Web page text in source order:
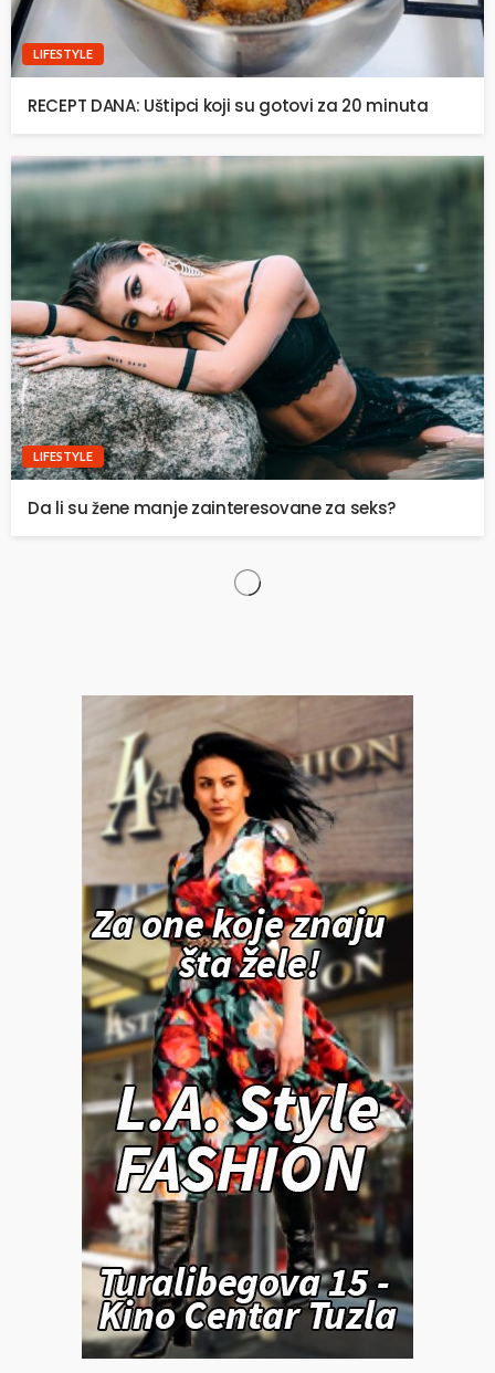
LIFESTYLE
RECEPT DANA: Uštipci koji su gotovi za 20 minuta
LIFESTYLE
Da li su žene manje zainteresovane za seks?